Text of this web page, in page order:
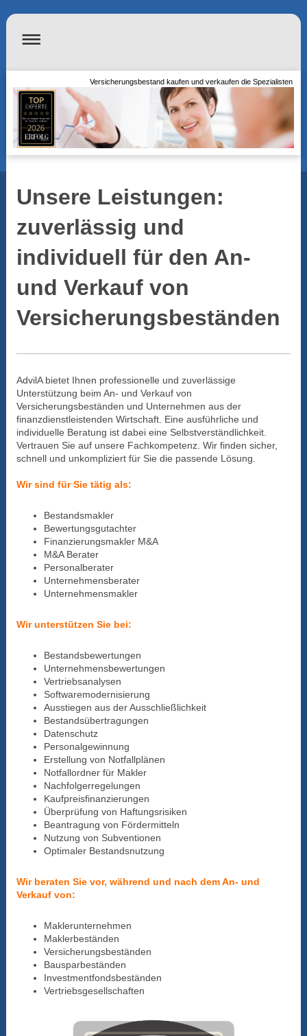
Versicherungsbestand kaufen und verkaufen die Spezialisten
Unsere Leistungen:
zuverlässig und
individuell für den An-
und Verkauf von
Versicherungsbeständen
AdvilA bietet Ihnen professionelle und zuverlässige
Unterstützung beim An- und Verkauf von
Versicherungsbeständen und Unternehmen aus der
finanzdienstleistenden Wirtschaft. Eine ausführliche und
individuelle Beratung ist dabei eine Selbstverständlichkeit.
Vertrauen Sie auf unsere Fachkompetenz. Wir finden sicher,
schnell und unkompliziert für Sie die passende Lösung.
Wir sind für Sie tätig als:
Bestandsmakler
Bewertungsgutachter
Finanzierungsmakler M&A
M&A Berater
Personalberater
Unternehmensberater
Unternehmensmakler
Wir unterstützen Sie bei:
Bestandsbewertungen
Unternehmensbewertungen
Vertriebsanalysen
Softwaremodernisierung
Ausstiegen aus der Ausschließlichkeit
Bestandsübertragungen
Datenschutz
Personalgewinnung
Erstellung von Notfallplänen
Notfallordner für Makler
Nachfolgerregelungen
Kaufpreisfinanzierungen
Überprüfung von Haftungsrisiken
Beantragung von Fördermitteln
Nutzung von Subventionen
Optimaler Bestandsnutzung
Wir beraten Sie vor, während und nach dem An- und
Verkauf von:
Maklerunternehmen
Maklerbeständen
Versicherungsbeständen
Bausparbeständen
Investmentfondsbeständen
Vertriebsgesellschaften